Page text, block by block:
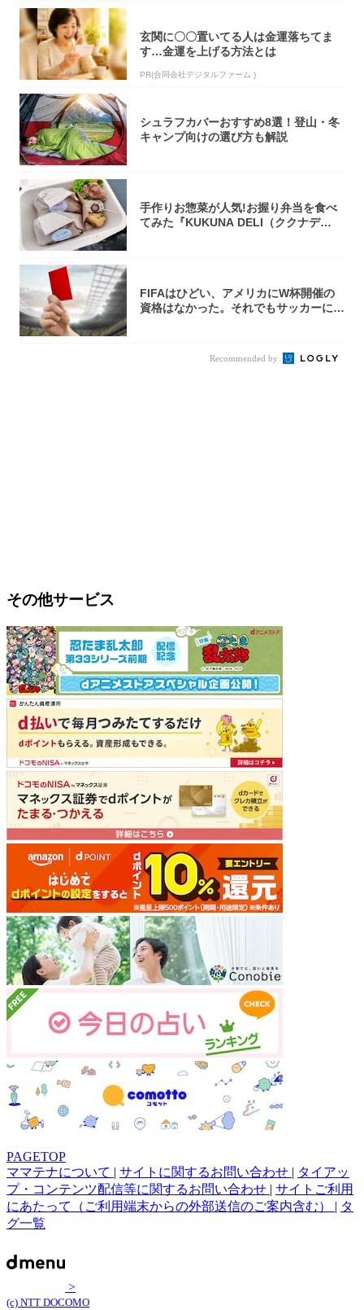
玄関に〇〇置いてる人は金運落ちてま
す…金運を上げる方法とは
PR(合同会社デジタルファーム )
シュラフカバーおすすめ8選！登山・冬
キャンプ向けの選び方も解説
手作りお惣菜が人気!お握り弁当を食べ
てみた『KUKUNA DELI（ククナデ
FIFAはひどい、アメリカにW杯開催の
資格はなかった。それでもサッカーには
Recommended by
その他サービス
PAGETOP
ママテナについて | サイトに関するお問い合わせ | タイアッ
プ・コンテンツ配信等に関するお問い合わせ | サイトご利用
にあたって（ご利用端末からの外部送信のご案内含む） | タ
グ一覧
>
(c) NTT DOCOMO